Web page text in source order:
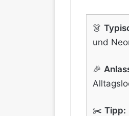
👗
und
🎉
✂️ Tipp: